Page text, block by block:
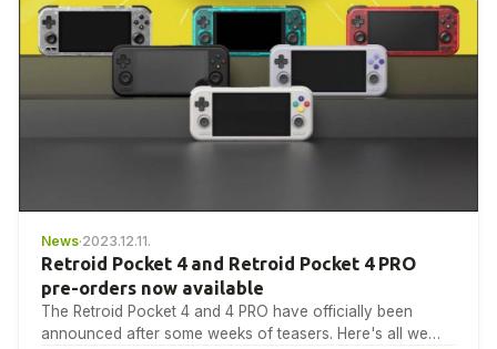
News·2023.12.11.
Retroid Pocket 4 and Retroid Pocket 4 PRO
pre-orders now available
The Retroid Pocket 4 and 4 PRO have officially been
announced after some weeks of teasers. Here's all we